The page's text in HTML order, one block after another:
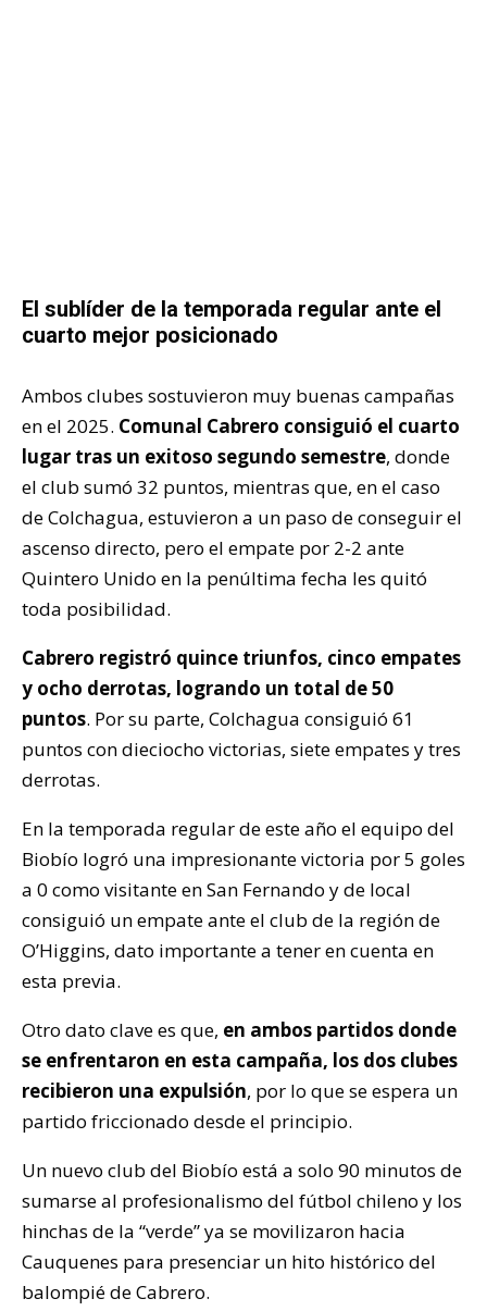
El sublíder de la temporada regular ante el
cuarto mejor posicionado
Ambos clubes sostuvieron muy buenas campañas
en el 2025. Comunal Cabrero consiguió el cuarto
lugar tras un exitoso segundo semestre, donde
el club sumó 32 puntos, mientras que, en el caso
de Colchagua, estuvieron a un paso de conseguir el
ascenso directo, pero el empate por 2-2 ante
Quintero Unido en la penúltima fecha les quitó
toda posibilidad.
Cabrero registró quince triunfos, cinco empates
y ocho derrotas, logrando un total de 50
puntos. Por su parte, Colchagua consiguió 61
puntos con dieciocho victorias, siete empates y tres
derrotas.
En la temporada regular de este año el equipo del
Biobío logró una impresionante victoria por 5 goles
a 0 como visitante en San Fernando y de local
consiguió un empate ante el club de la región de
O’Higgins, dato importante a tener en cuenta en
esta previa.
Otro dato clave es que, en ambos partidos donde
se enfrentaron en esta campaña, los dos clubes
recibieron una expulsión, por lo que se espera un
partido friccionado desde el principio.
Un nuevo club del Biobío está a solo 90 minutos de
sumarse al profesionalismo del fútbol chileno y los
hinchas de la “verde” ya se movilizaron hacia
Cauquenes para presenciar un hito histórico del
balompié de Cabrero.